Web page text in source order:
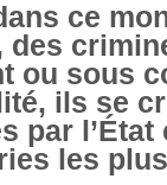
ce
des
ou sous
ils se
par
les